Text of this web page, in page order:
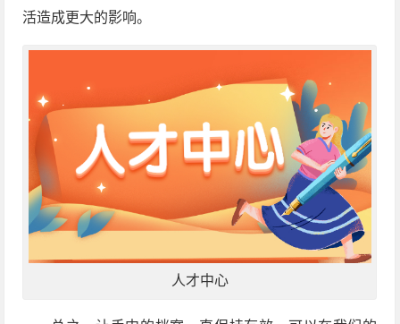
活造成更大的影响。
人才中心